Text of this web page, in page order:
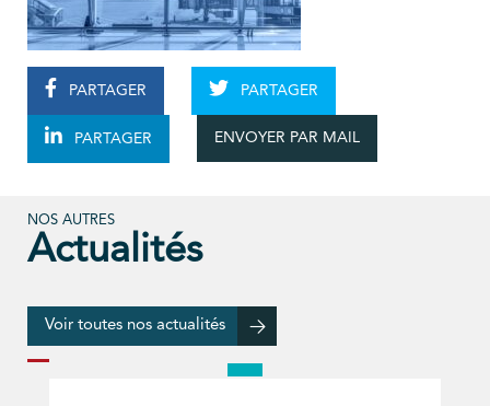
PARTAGER PARTAGER
PARTAGER ENVOYER PAR MAIL
NOS AUTRES
Actualités
Voir toutes nos actualités